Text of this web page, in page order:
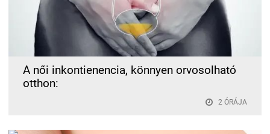
A női inkontienencia, könnyen orvosolható
otthon:
2 ÓRÁJA